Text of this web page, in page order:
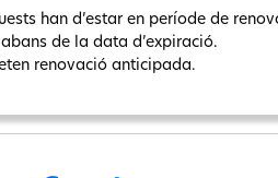
han d’estar en període de
de la data d’expiració.
renovació anticipada.